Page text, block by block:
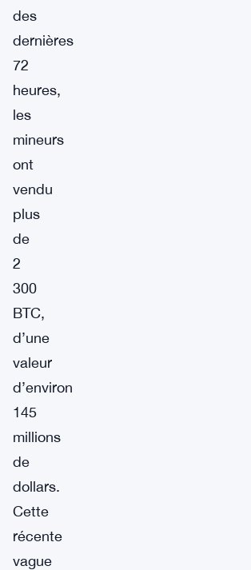
des
dernières
72
heures,
les
mineurs
ont
vendu
plus
de
2
300
BTC,
d’une
valeur
d’environ
145
millions
de
dollars.
Cette
récente
vague